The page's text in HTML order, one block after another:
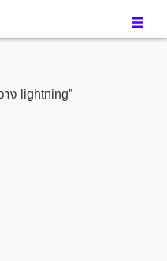
ง lightning”